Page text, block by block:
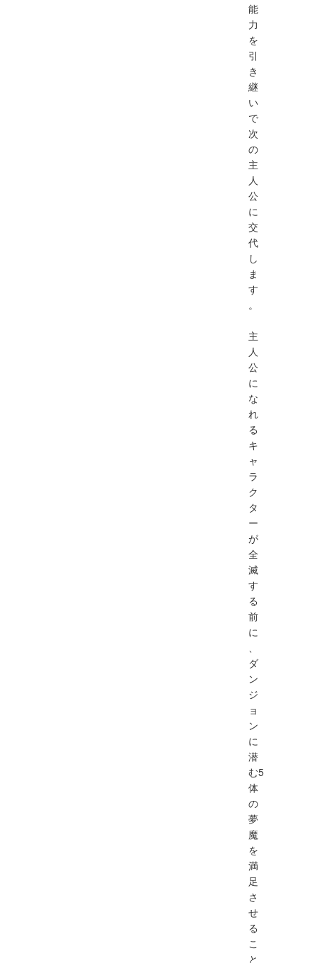
能
力
を
引
き
継
い
で
次
の
主
人
公
に
交
代
し
ま
す
。
主
人
公
に
な
れ
る
キ
ャ
ラ
ク
タ
ー
が
全
滅
す
る
前
に
ダ
ン
ジ
ョ
ン
に
潜
む5
体
の
夢
魔
を
満
足
さ
せ
る
こ
と